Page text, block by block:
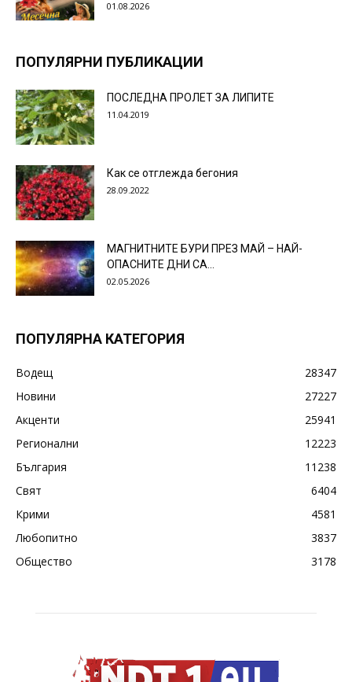
01.08.2026
ПОПУЛЯРНИ ПУБЛИКАЦИИ
ПОСЛЕДНА ПРОЛЕТ ЗА ЛИПИТЕ
11.04.2019
Как се отглежда бегония
28.09.2022
МАГНИТНИТЕ БУРИ ПРЕЗ МАЙ – НАЙ-
ОПАСНИТЕ ДНИ СА…
02.05.2026
ПОПУЛЯРНА КАТЕГОРИЯ
Водещ
28347
Новини
27227
Акценти
25941
Регионални
12223
България
11238
Свят
6404
Крими
4581
Любопитно
3837
Общество
3178